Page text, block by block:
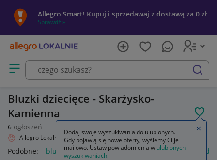
Allegro Smart! Kupuj i sprzedawaj z dostawą za 0 zł
Sprawdź »
Otwórz menu z kategoriami
szukaj
Bluzki dziecięce - Skarżysko-
Kamienna
6 ogłoszeń
Allegro Lokalnie Dziecko Odzież Bluzki
Podobne: bluzka bluzki damskie bluzki na ramiączkach
Dodaj swoje wyszukiwania do ulubionych.
Gdy pojawią się nowe oferty, wyślemy Ci je
mailowo. Ustaw powiadomienia w ulubionych
wyszukiwaniach.